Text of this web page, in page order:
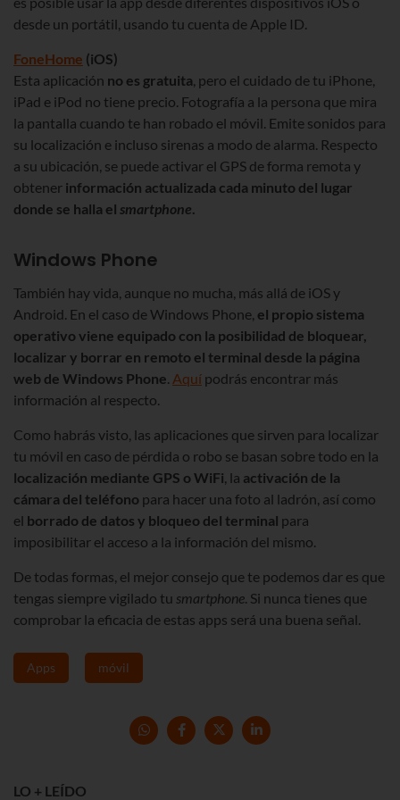
desde un portátil, usando tu cuenta de Apple ID.
FoneHome (iOS)
Esta aplicación no es gratuita, pero el cuidado de tu iPhone,
iPad e iPod no tiene precio. Fotografía a la persona que mira
la pantalla cuando te han robado el móvil. Emite sonidos para
su localización e incluso sirenas a modo de alarma. Respecto
a su ubicación, se puede activar el GPS de forma remota y
obtener información actualizada cada minuto del lugar
donde se halla el smartphone.
Windows Phone
También hay vida, aunque no mucha, más allá de iOS y
Android. En el caso de Windows Phone, el propio sistema
operativo viene equipado con la posibilidad de bloquear,
localizar y borrar en remoto el terminal desde la página
web de Windows Phone. Aquí podrás encontrar más
información al respecto.
Como habrás visto, las aplicaciones que sirven para localizar
tu móvil en caso de pérdida o robo se basan sobre todo en la
localización mediante GPS o WiFi, la activación de la
cámara del teléfono para hacer una foto al ladrón, así como
el borrado de datos y bloqueo del terminal para
imposibilitar el acceso a la información del mismo.
De todas formas, el mejor consejo que te podemos dar es que
tengas siempre vigilado tu smartphone. Si nunca tienes que
comprobar la eficacia de estas apps será una buena señal.
Apps móvil
LO + LEÍDO